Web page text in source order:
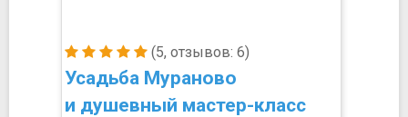
(5, отзывов: 6)
Усадьба Мураново
и душевный мастер-класс